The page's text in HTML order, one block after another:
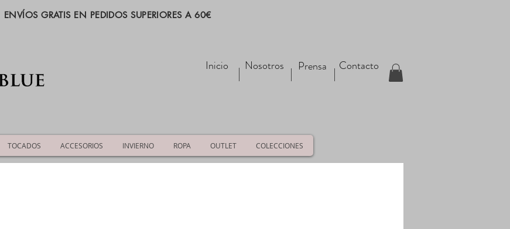
ENVÍOS GRATIS EN PEDIDOS SUPERIORES A 60€
Inicio Nosotros Prensa Contacto
TOCADOS ACCESORIOS INVIERNO ROPA OUTLET COLECCIONES